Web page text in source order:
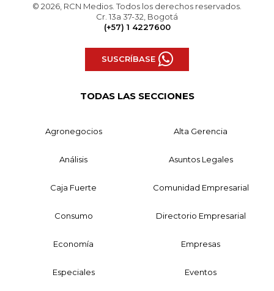
© 2026, RCN Medios. Todos los derechos reservados.
Cr. 13a 37-32, Bogotá
(+57) 1 4227600
SUSCRÍBASE
TODAS LAS SECCIONES
Agronegocios Alta Gerencia
Análisis Asuntos Legales
Caja Fuerte Comunidad Empresarial
Consumo Directorio Empresarial
Economía Empresas
Especiales Eventos